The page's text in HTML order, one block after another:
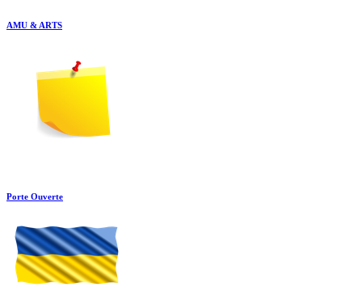
AMU & ARTS
Porte Ouverte